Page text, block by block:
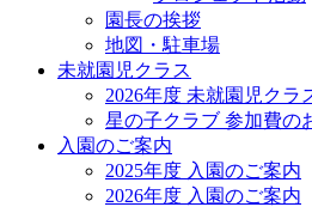
園長の挨拶
地図・駐車場
未就園児クラス
2026年度 未就園児クラ
星の子クラブ 参加費の
入園のご案内
2025年度 入園のご案内
2026年度 入園のご案内